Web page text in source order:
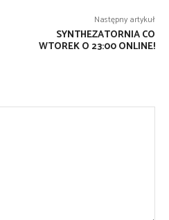
Następny artykuł
SYNTHEZATORNIA CO
WTOREK O 23:00 ONLINE!